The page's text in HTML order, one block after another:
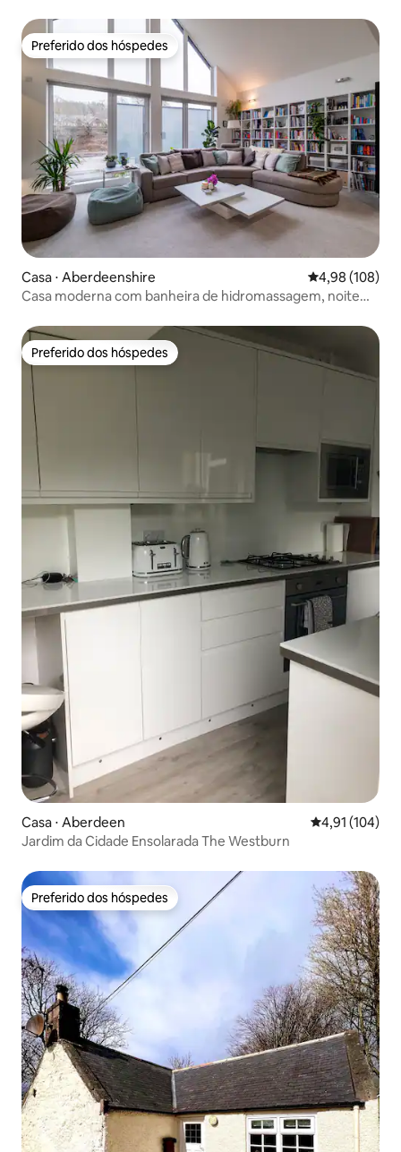
Preferido dos hóspedes
Preferido dos hóspedes
Casa ⋅ Aberdeenshire 4,98 de uma
4,98 (108)
Casa moderna com banheira de hidromassagem, noite
Preferido dos hóspedes
Preferido dos hóspedes
Casa ⋅ Aberdeen 4,91 de uma
4,91 (104)
Jardim da Cidade Ensolarada The Westburn
Preferido dos hóspedes
Preferido dos hóspedes